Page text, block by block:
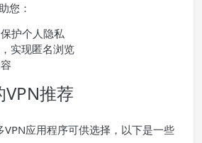
您：
护个人隐私
实现匿名浏览
推荐
应用程序可供选择，以下是一些